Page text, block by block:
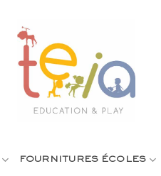
FOURNITURES ÉCOLES